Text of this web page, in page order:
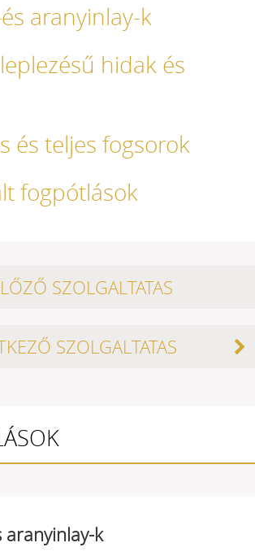
aranyinlay-k
hidak és
és teljes fogsorok
fogpótlások
SZOLGALTATAS
SZOLGALTATAS
aranyinlay-k